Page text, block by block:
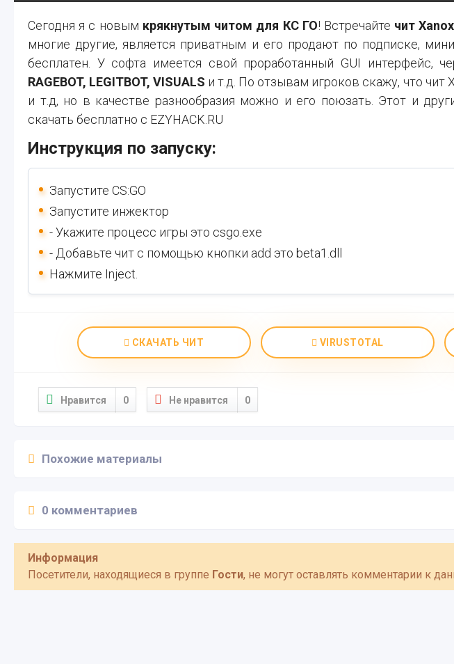
Сегодня я с новым крякнутым читом для КС ГО! Встречайте чит
многие другие, является приватным и его продают по подписке,
бесплатен. У софта имеется свой проработанный GUI интерфейс,
RAGEBOT, LEGITBOT, VISUALS и т.д. По отзывам игроков скажу, что
и т.д, но в качестве разнообразия можно и его поюзать. Этот и
скачать бесплатно с EZYHACK.RU
Инструкция по запуску:
Запустите CS:GO
Запустите инжектор
- Укажите процесс игры это csgo.exe
- Добавьте чит с помощью кнопки add это beta1.dll
Нажмите Inject.
СКАЧАТЬ ЧИТ VIRUSTOTAL
Нравится 0 Не нравится 0
Похожие материалы
0 комментариев
Информация
Посетители, находящиеся в группе Гости, не могут оставлять комментарии к